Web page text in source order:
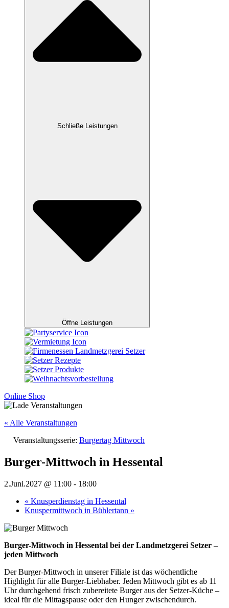
Schließe Leistungen
Öffne Leistungen
Online Shop
« Alle Veranstaltungen
Veranstaltungsserie: Burgertag Mittwoch
Burger-Mittwoch in Hessental
2.Juni.2027 @ 11:00 - 18:00
« Knusperdienstag in Hessental
Knuspermittwoch in Bühlertann »
Burger-Mittwoch in Hessental bei der Landmetzgerei Setzer –
jeden Mittwoch
Der Burger-Mittwoch in unserer Filiale ist das wöchentliche
Highlight für alle Burger-Liebhaber. Jeden Mittwoch gibt es ab 11
Uhr durchgehend frisch zubereitete Burger aus der Setzer-Küche –
ideal für die Mittagspause oder den Hunger zwischendurch.